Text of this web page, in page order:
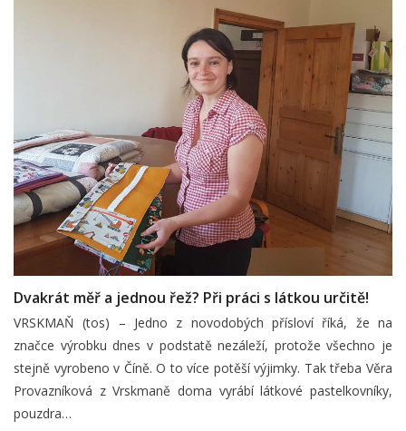
Dvakrát měř a jednou řež? Při práci s látkou určitě!
VRSKMAŇ (tos) – Jedno z novodobých přísloví říká, že na
značce výrobku dnes v podstatě nezáleží, protože všechno je
stejně vyrobeno v Číně. O to více potěší výjimky. Tak třeba Věra
Provazníková z Vrskmaně doma vyrábí látkové pastelkovníky,
pouzdra…